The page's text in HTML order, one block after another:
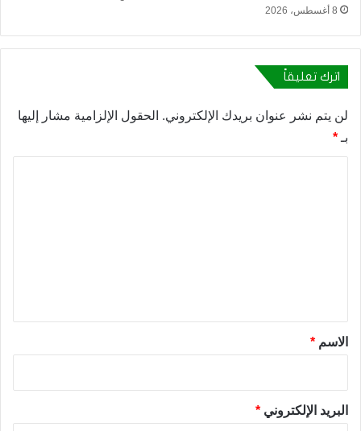
8 أغسطس، 2026
اترك تعليقاً
لن يتم نشر عنوان بريدك الإلكتروني. الحقول الإلزامية مشار إليها
بـ *
*الاسم *
البريد الإلكتروني *